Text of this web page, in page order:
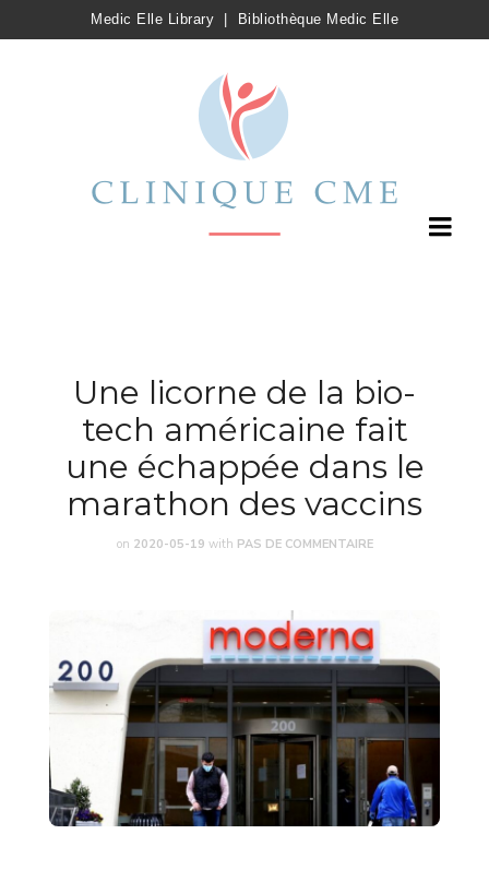
Medic Elle Library Bibliothèque Medic Elle
Une licorne de la bio-
tech américaine fait
une échappée dans le
marathon des vaccins
on 2020-05-19 with PAS DE COMMENTAIRE